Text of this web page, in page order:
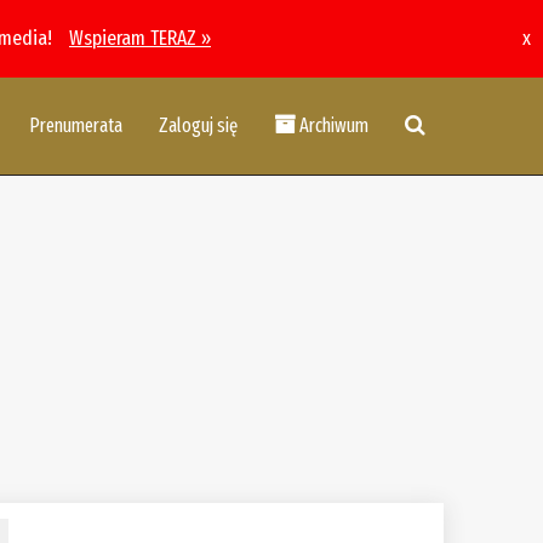
Wspieram TERAZ » x
Prenumerata Zaloguj się Archiwum